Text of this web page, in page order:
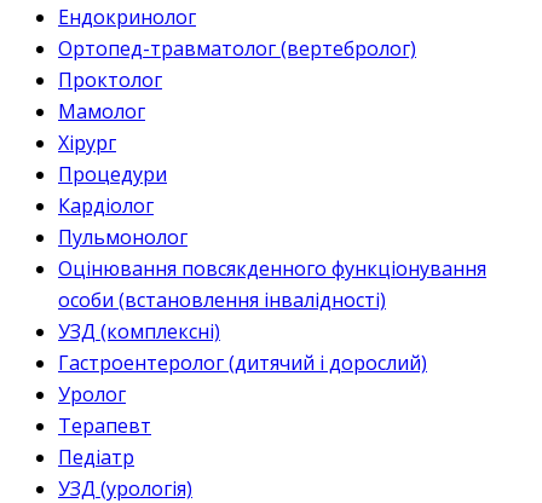
Ендокринолог
Ортопед-травматолог (вертебролог)
Проктолог
Мамолог
Хірург
Процедури
Кардіолог
Пульмонолог
Оцінювання повсякденного функціонування
особи (встановлення інвалідності)
УЗД (комплексні)
Гастроентеролог (дитячий і дорослий)
Уролог
Терапевт
Педіатр
УЗД (урологія)